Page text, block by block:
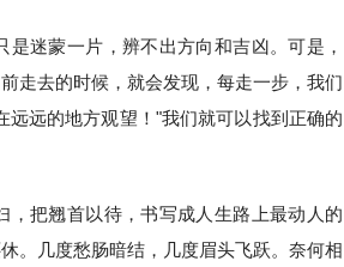
迷蒙一片，辨不出方向和吉凶。可是，
走去的时候，就会发现，每走一步，我们
远的地方观望！"我们就可以找到正确的
，把翘首以待，书写成人生路上最动人的
。几度愁肠暗结，几度眉头飞跃。奈何相